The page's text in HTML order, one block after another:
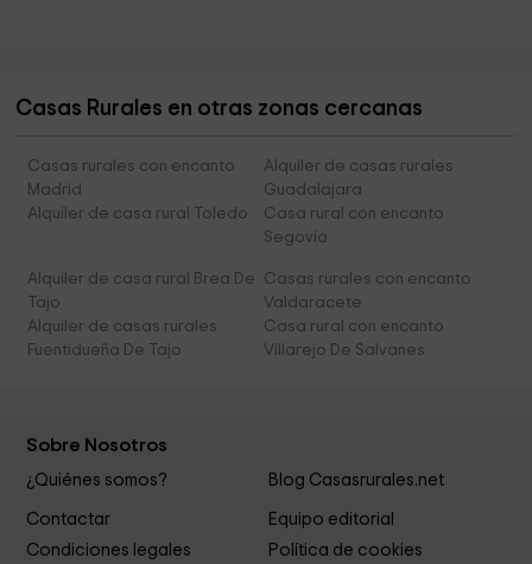
Casas Rurales en otras zonas cercanas
Casas rurales con encanto
Madrid
Alquiler de casas rurales
Guadalajara
Alquiler de casa rural Toledo
Casa rural con encanto
Segovia
Alquiler de casa rural Brea De
Tajo
Casas rurales con encanto
Valdaracete
Alquiler de casas rurales
Fuentidueña De Tajo
Casa rural con encanto
Villarejo De Salvanes
Sobre Nosotros
¿Quiénes somos? Blog Casasrurales.net
Contactar
Equipo editorial
Condiciones legales
Política de cookies